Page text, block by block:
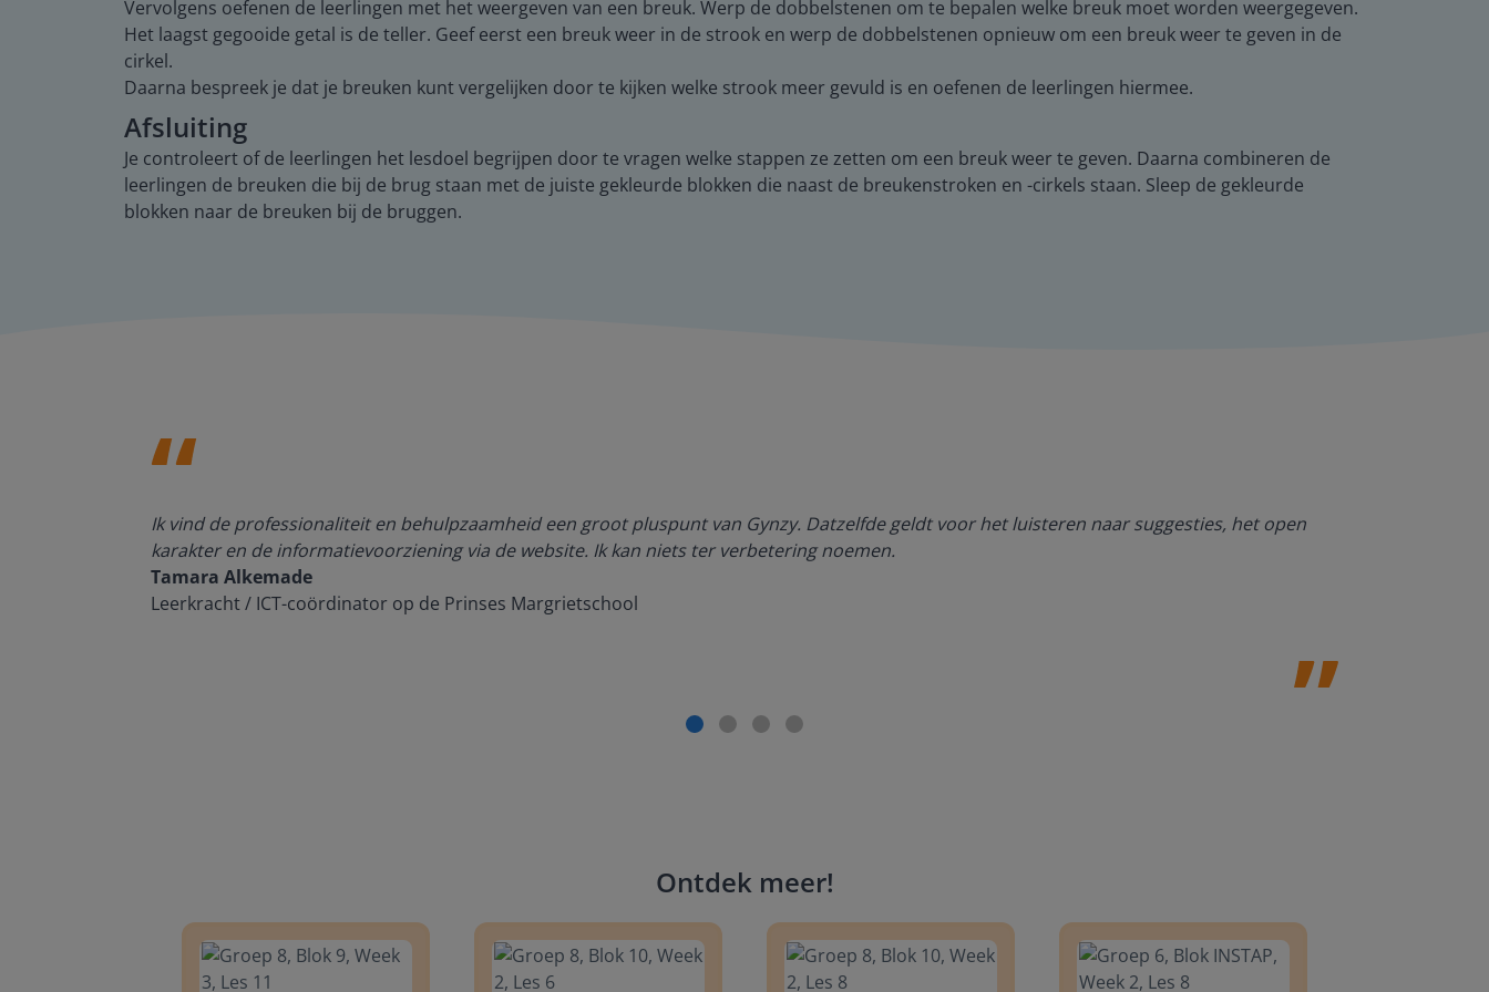
Vervolgens oefenen de leerlingen met het weergeven van een breuk. Werp de dobbelstenen om te bepalen welke breuk moet worden weergegeven.
Het laagst gegooide getal is de teller. Geef eerst een breuk weer in de strook en werp de dobbelstenen opnieuw om een breuk weer te geven in de
cirkel.
Daarna bespreek je dat je breuken kunt vergelijken door te kijken welke strook meer gevuld is en oefenen de leerlingen hiermee.
Afsluiting
Je controleert of de leerlingen het lesdoel begrijpen door te vragen welke stappen ze zetten om een breuk weer te geven. Daarna combineren de
leerlingen de breuken die bij de brug staan met de juiste gekleurde blokken die naast de breukenstroken en -cirkels staan. Sleep de gekleurde
blokken naar de breuken bij de bruggen.
Ik vind de professionaliteit en behulpzaamheid een groot pluspunt van Gynzy. Datzelfde geldt voor het luisteren naar suggesties, het open
karakter en de informatievoorziening via de website. Ik kan niets ter verbetering noemen.
Tamara Alkemade
Leerkracht / ICT-coördinator op de Prinses Margrietschool
Ontdek meer!